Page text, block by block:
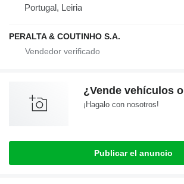
Portugal, Leiria
PERALTA & COUTINHO S.A.
¿Vende vehículos
¡Hagalo con nosotros!
Publicar el anuncio